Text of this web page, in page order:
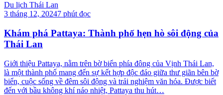
Du lịch Thái Lan
3 tháng 12, 20247 phút đọc
Khám phá Pattaya: Thành phố hẹn hò sôi động của
Thái Lan
Giới thiệu Pattaya, nằm trên bờ biển phía đông của Vịnh Thái Lan,
là một thành phố mang đến sự kết hợp độc đáo giữa thư giãn bên bờ
biển, cuộc sống về đêm sôi động và trải nghiệm văn hóa. Được biết
đến với bầu không khí náo nhiệt, Pattaya thu hút…